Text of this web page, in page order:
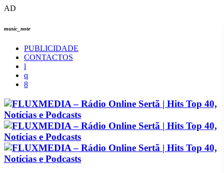
AD
music_note
PUBLICIDADE
CONTACTOS